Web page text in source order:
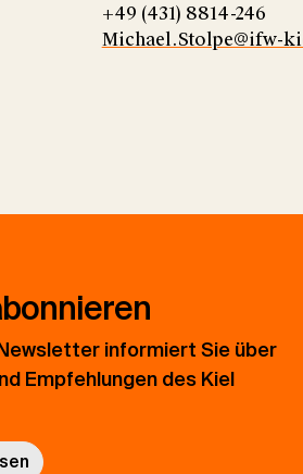
+49 (431) 8814-246
Michael.Stolpe@ifw-
informiert Sie über
Empfehlungen des Kiel